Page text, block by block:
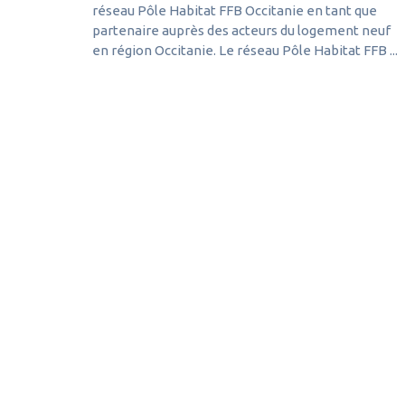
réseau Pôle Habitat FFB Occitanie en tant que
partenaire auprès des acteurs du logement neuf
en région Occitanie. Le réseau Pôle Habitat FFB ...